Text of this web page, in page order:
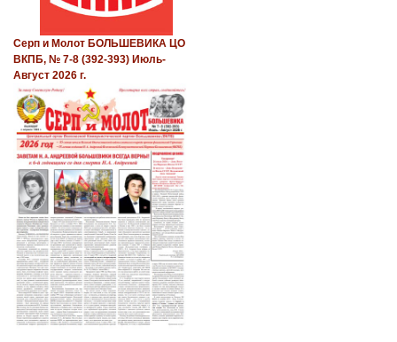
Серп и Молот БОЛЬШЕВИКА ЦО
ВКПБ, № 7-8 (392-393) Июль-
Август 2026 г.